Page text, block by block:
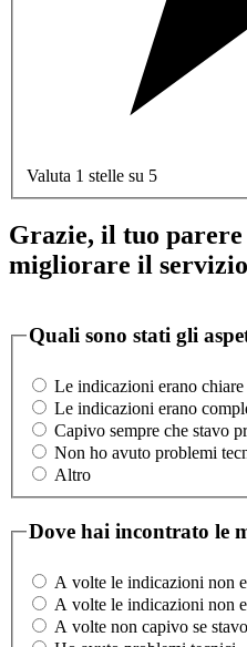
Valuta 1 stelle su 5
Grazie, il tuo
migliorare il
Quali sono stati gli
Le indicazioni erano chiare
Le indicazioni erano
Capivo sempre che stavo
Non ho avuto problemi
Altro
Dove hai incontrato le
A volte le indicazioni non
A volte le indicazioni non
A volte non capivo se